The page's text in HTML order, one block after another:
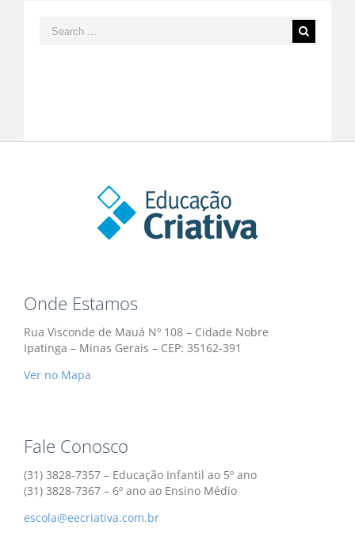
Search
for:
Onde Estamos
Rua Visconde de Mauá Nº 108 – Cidade Nobre
Ipatinga – Minas Gerais – CEP: 35162-391
Ver no Mapa
Fale Conosco
(31) 3828-7357 – Educação Infantil ao 5º ano
(31) 3828-7367 – 6º ano ao Ensino Médio
escola@eecriativa.com.br